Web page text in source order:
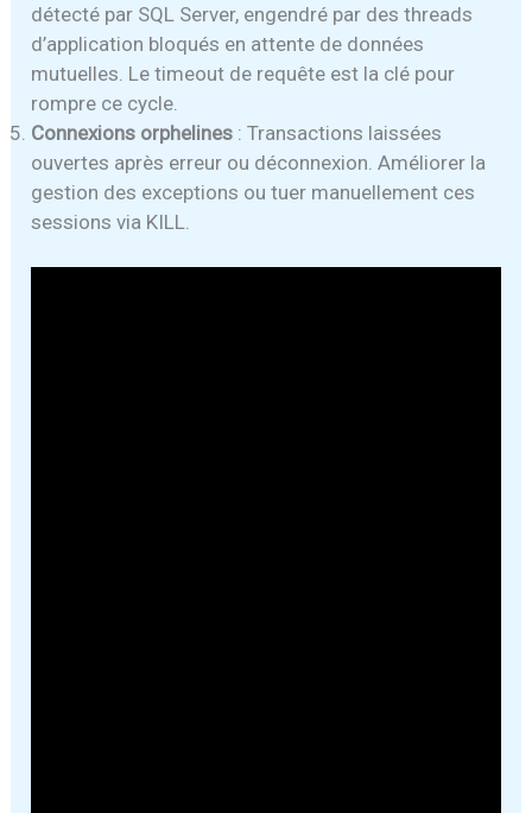
détecté par SQL Server, engendré par des threads
d’application bloqués en attente de données
mutuelles. Le timeout de requête est la clé pour
rompre ce cycle.
Connexions orphelines : Transactions laissées
ouvertes après erreur ou déconnexion. Améliorer la
gestion des exceptions ou tuer manuellement ces
sessions via KILL.